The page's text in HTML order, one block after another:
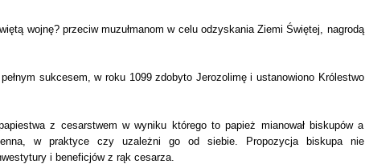
wojnę? przeciw muzułmanom w celu odzyskania Ziemi Świętej, nagrodą
sukcesem, w roku 1099 zdobyto Jerozolimę i ustanowiono Królestwo
z cesarstwem w wyniku którego to papież mianował biskupów a
w praktyce czy uzależni go od siebie. Propozycja biskupa nie
i beneficjów z rąk cesarza.